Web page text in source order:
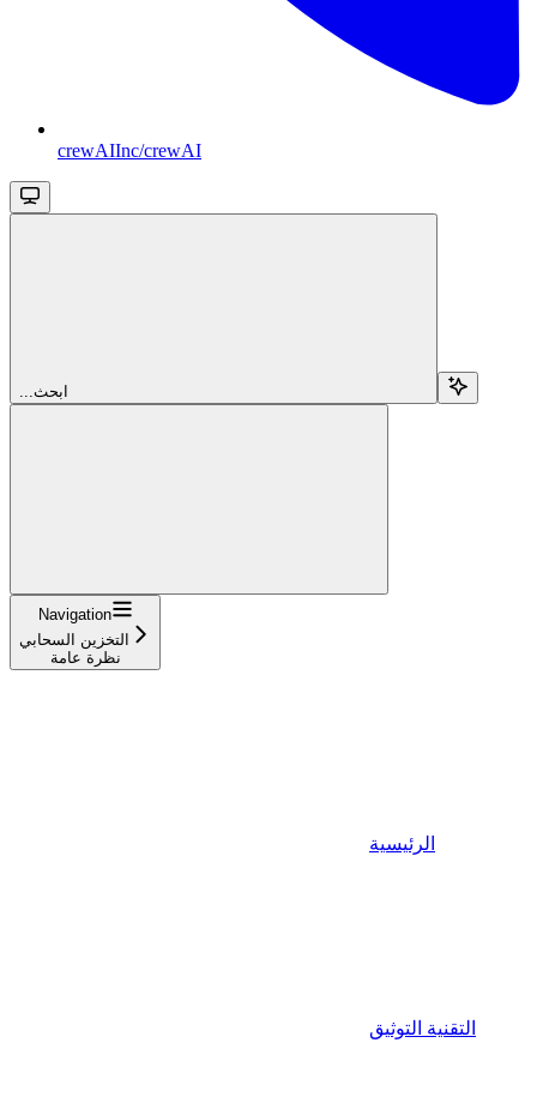
crewAIInc/crewAI
...ابحث
Navigation
التخزين السحابي
نظرة عامة
الرئيسية
التقنية التوثيق